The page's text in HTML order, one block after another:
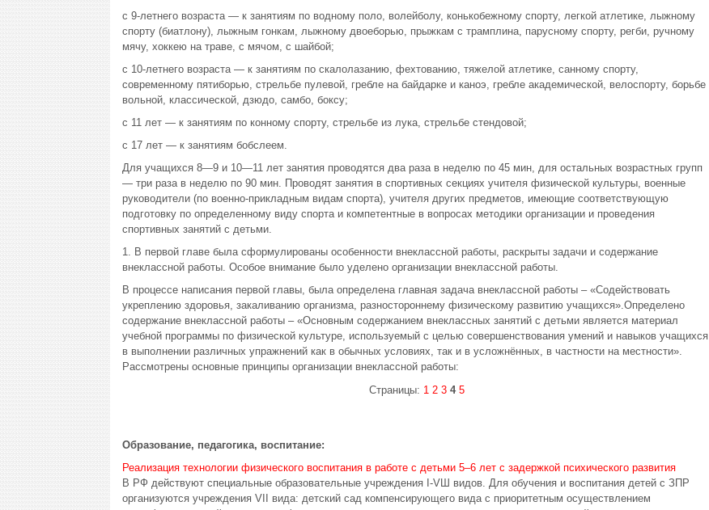
с 9-летнего возраста — к занятиям по водному поло, волейболу, конькобежному спорту, легкой атлетике, лыжному
спорту (биатлону), лыжным гонкам, лыжному двоеборью, прыжкам с трамплина, парусному спорту, регби, ручному
мячу, хоккею на траве, с мячом, с шайбой;
с 10-летнего возраста — к занятиям по скалолазанию, фехтованию, тяжелой атлетике, санному спорту,
современному пятиборью, стрельбе пулевой, гребле на байдарке и каноэ, гребле академической, велоспорту, борьбе
вольной, классической, дзюдо, самбо, боксу;
с 11 лет — к занятиям по конному спорту, стрельбе из лука, стрельбе стендовой;
с 17 лет — к занятиям бобслеем.
Для учащихся 8—9 и 10—11 лет занятия проводятся два раза в неделю по 45 мин, для остальных возрастных групп
— три раза в неделю по 90 мин. Проводят занятия в спортивных секциях учителя физической культуры, военные
руководители (по военно-прикладным видам спорта), учителя других предметов, имеющие соответствующую
подготовку по определенному виду спорта и компетентные в вопросах методики организации и проведения
спортивных занятий с детьми.
1. В первой главе была сформулированы особенности внеклассной работы, раскрыты задачи и содержание
внеклассной работы. Особое внимание было уделено организации внеклассной работы.
В процессе написания первой главы, была определена главная задача внеклассной работы – «Содействовать
укреплению здоровья, закаливанию организма, разностороннему физическому развитию учащихся».Определено
содержание внеклассной работы – «Основным содержанием внеклассных занятий с детьми является материал
учебной программы по физической культуре, используемый с целью совершенствования умений и навыков учащихся
в выполнении различных упражнений как в обычных условиях, так и в усложнённых, в частности на местности».
Рассмотрены основные принципы организации внеклассной работы:
Страницы: 1 2 3 4 5
Образование, педагогика, воспитание:
Реализация технологии физического воспитания в работе с детьми 5–6 лет с задержкой психического развития
В РФ действуют специальные образовательные учреждения I-VШ видов. Для обучения и воспитания детей с ЗПР
организуются учреждения VII вида: детский сад компенсирующего вида с приоритетным осуществлением